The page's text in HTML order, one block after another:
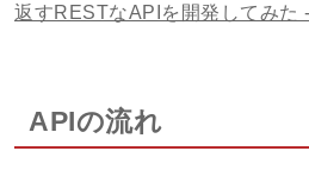
返すRESTなAPIを開発してみた
APIの流れ